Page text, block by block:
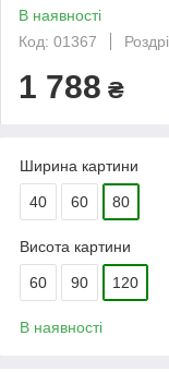
В наявності
Код: 01367
1 788 ₴
Ширина картини
40 60 80
Висота картини
60 90 120
В наявності